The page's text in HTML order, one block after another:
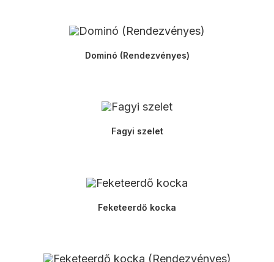
Dominó (Rendezvényes)
Fagyi szelet
Feketeerdő kocka